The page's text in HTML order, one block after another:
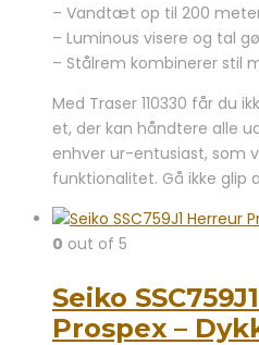
– Vandtæt op til 200
– Luminous visere og tal
– Stålrem kombinerer stil
Med Traser 110330 får du
et, der kan håndtere alle
enhver ur-entusiast,
funktionalitet. Gå ikke
0 out of 5
Seiko
Prospex –